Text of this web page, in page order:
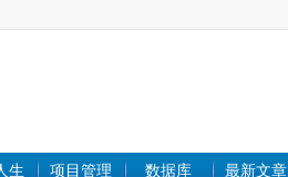
生 项目管理 数据库 最新文章